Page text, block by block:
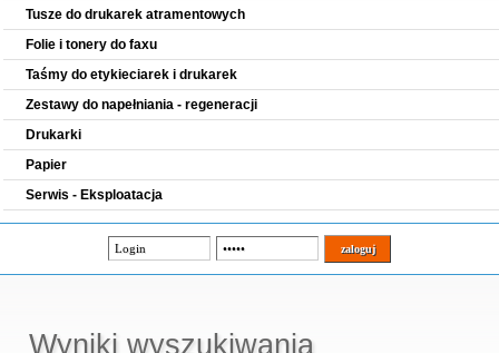
Tusze do drukarek atramentowych
Folie i tonery do faxu
Taśmy do etykieciarek i drukarek
Zestawy do napełniania - regeneracji
Drukarki
Papier
Serwis - Eksploatacja
Wyniki wyszukiwania